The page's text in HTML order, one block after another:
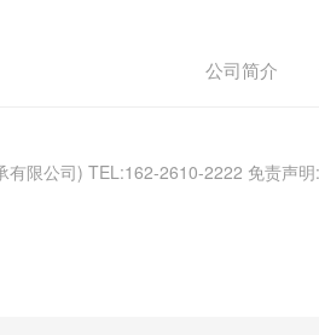
公司简介
限公司) TEL:162-2610-2222 免责声